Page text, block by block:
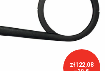
zł122,08